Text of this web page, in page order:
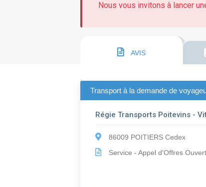
Nous vous invitons à lancer
AVIS
Transport à la demande de
Régie Transports Poitevins -
86009 POITIERS Cedex
Service - Appel d'Offres Ouvert